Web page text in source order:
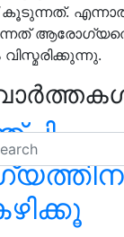
കൂടുന്നത്.